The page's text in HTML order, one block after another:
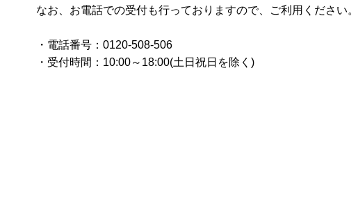
なお、お電話での受付も行っておりますので、ご利用ください。
・電話番号：0120-508-506
・受付時間：10:00～18:00(土日祝日を除く)